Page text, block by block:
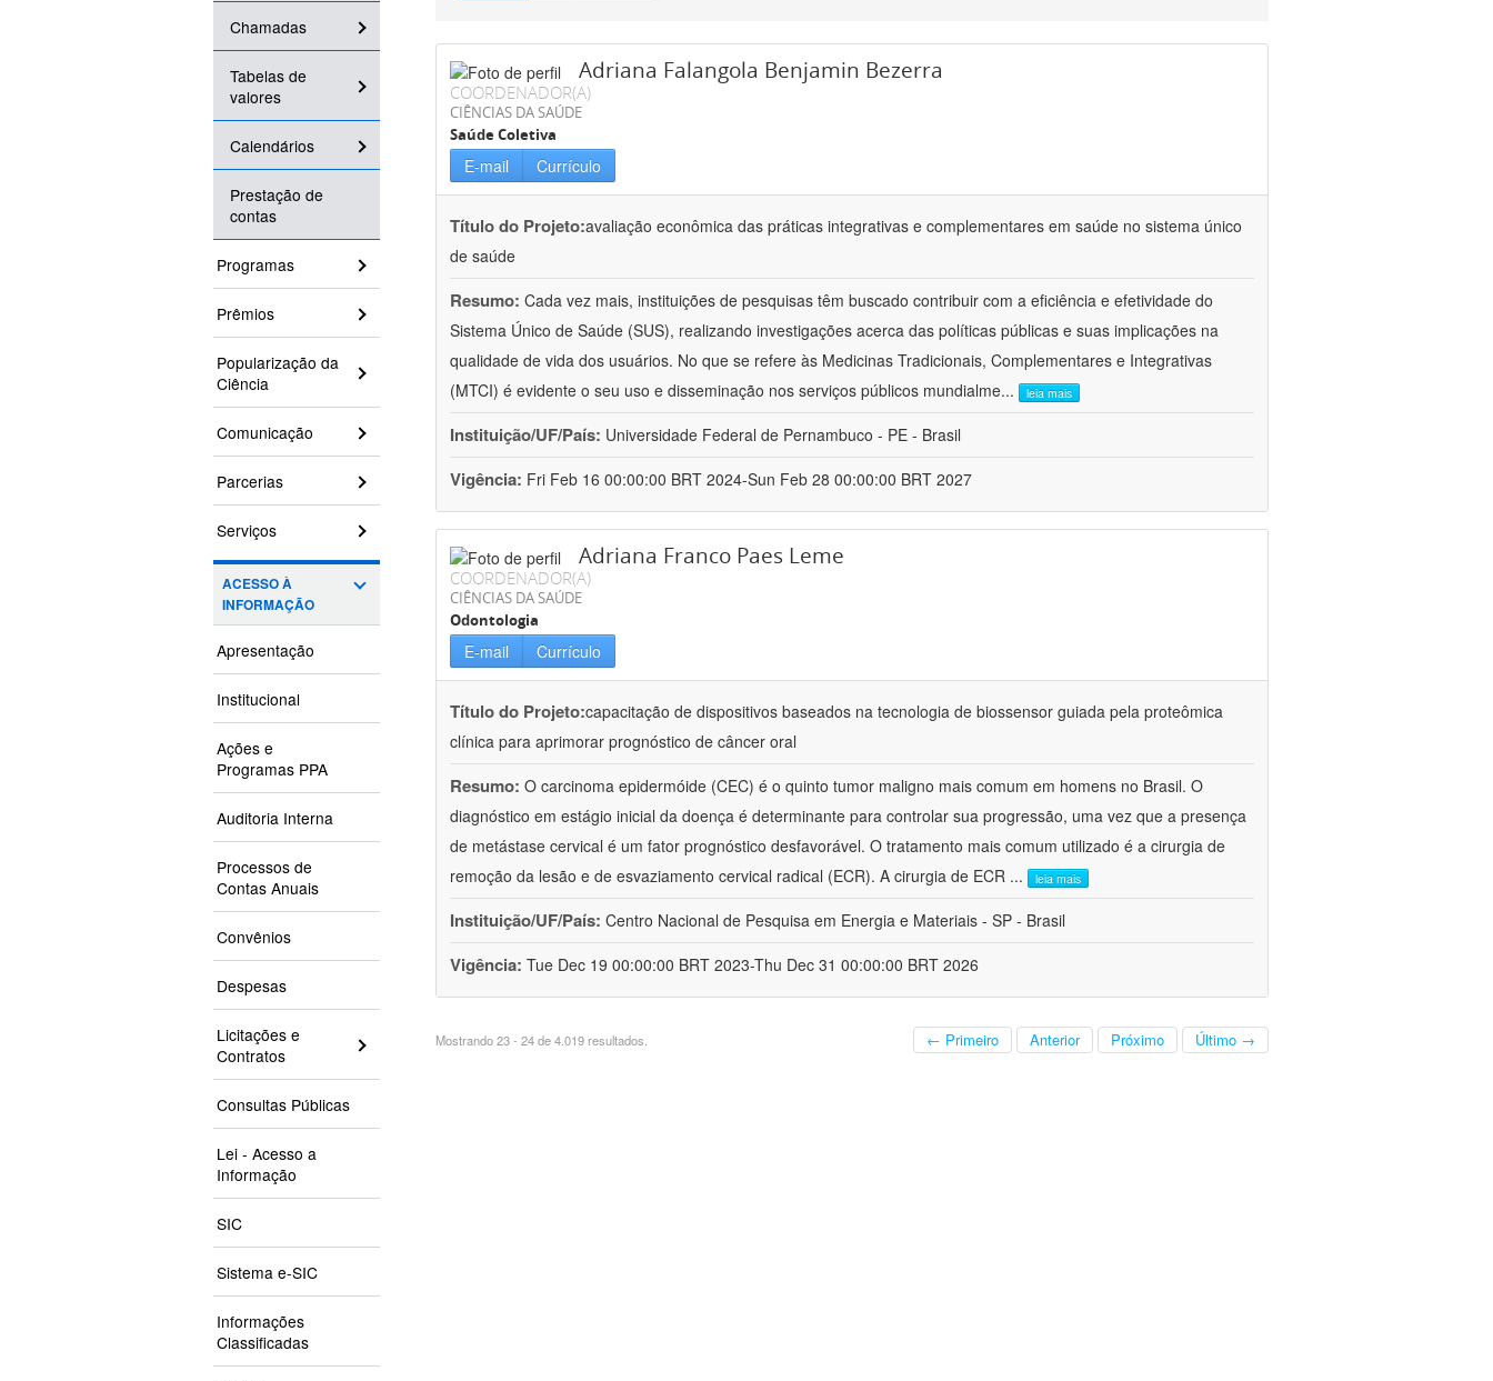
Chamadas
Tabelas de
valores
Calendários
Prestação de
contas
Programas
Prêmios
Popularização da
Ciência
Comunicação
Parcerias
Serviços
ACESSO À
INFORMAÇÃO
Apresentação
Institucional
Ações e
Programas PPA
Auditoria Interna
Processos de
Contas Anuais
Convênios
Despesas
Licitações e
Contratos
Consultas Públicas
Lei - Acesso a
Informação
SIC
Sistema e-SIC
Informações
Classificadas
Adriana Falangola Benjamin Bezerra
COORDENADOR(A)
CIÊNCIAS DA SAÚDE
Saúde Coletiva
E-mail Currículo
Título do Projeto:avaliação econômica das práticas integrativas e complementares em saúde no sistema único
de saúde
Resumo: Cada vez mais, instituições de pesquisas têm buscado contribuir com a eficiência e efetividade do
Sistema Único de Saúde (SUS), realizando investigações acerca das políticas públicas e suas implicações na
qualidade de vida dos usuários. No que se refere às Medicinas Tradicionais, Complementares e Integrativas
(MTCI) é evidente o seu uso e disseminação nos serviços públicos mundialme... leia mais
Instituição/UF/País: Universidade Federal de Pernambuco - PE - Brasil
Vigência: Fri Feb 16 00:00:00 BRT 2024-Sun Feb 28 00:00:00 BRT 2027
Adriana Franco Paes Leme
COORDENADOR(A)
CIÊNCIAS DA SAÚDE
Odontologia
E-mail Currículo
Título do Projeto:capacitação de dispositivos baseados na tecnologia de biossensor guiada pela proteômica
clínica para aprimorar prognóstico de câncer oral
Resumo: O carcinoma epidermóide (CEC) é o quinto tumor maligno mais comum em homens no Brasil. O
diagnóstico em estágio inicial da doença é determinante para controlar sua progressão, uma vez que a presença
de metástase cervical é um fator prognóstico desfavorável. O tratamento mais comum utilizado é a cirurgia de
remoção da lesão e de esvaziamento cervical radical (ECR). A cirurgia de ECR ... leia mais
Instituição/UF/País: Centro Nacional de Pesquisa em Energia e Materiais - SP - Brasil
Vigência: Tue Dec 19 00:00:00 BRT 2023-Thu Dec 31 00:00:00 BRT 2026
Mostrando 23 - 24 de 4.019 resultados. ← Primeiro Anterior Próximo Último →